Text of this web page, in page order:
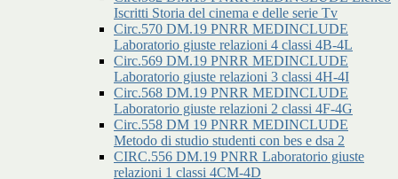
Iscritti Storia del cinema e delle serie Tv
Circ.570 DM.19 PNRR MEDINCLUDE
Laboratorio giuste relazioni 4 classi 4B-4L
Circ.569 DM.19 PNRR MEDINCLUDE
Laboratorio giuste relazioni 3 classi 4H-4I
Circ.568 DM.19 PNRR MEDINCLUDE
Laboratorio giuste relazioni 2 classi 4F-4G
Circ.558 DM 19 PNRR MEDINCLUDE
Metodo di studio studenti con bes e dsa 2
CIRC.556 DM.19 PNRR Laboratorio giuste
relazioni 1 classi 4CM-4D